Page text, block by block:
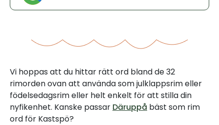
Vi hoppas att du hittar rätt ord bland de 32
rimorden ovan att använda som julklappsrim eller
födelsedagsrim eller helt enkelt för att stilla din
nyfikenhet. Kanske passar Däruppå bäst som rim
ord för Kastspö?